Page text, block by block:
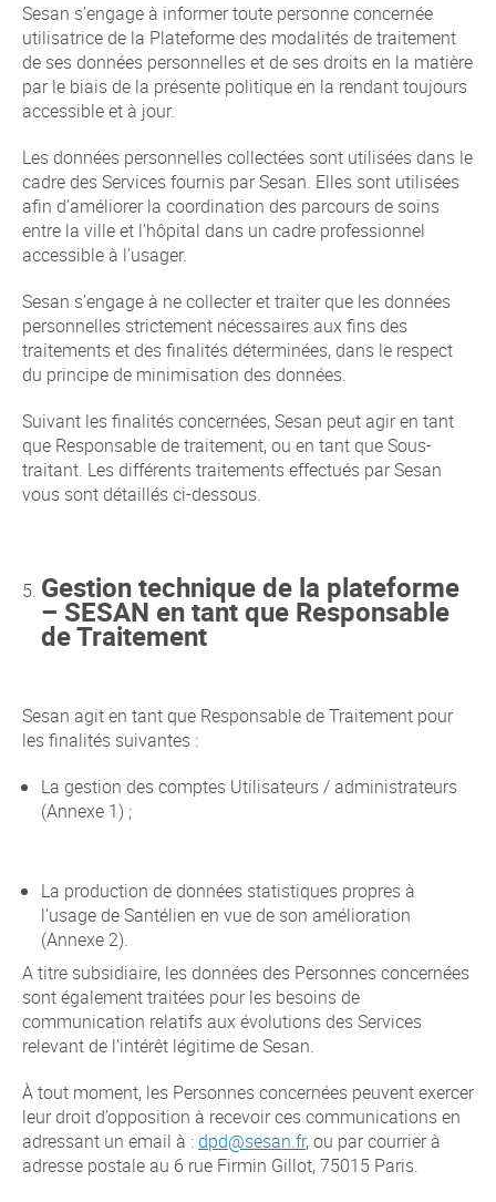
Sesan s’engage à informer toute personne concernée
utilisatrice de la Plateforme des modalités de traitement
de ses données personnelles et de ses droits en la matière
par le biais de la présente politique en la rendant toujours
accessible et à jour.
Les données personnelles collectées sont utilisées dans le
cadre des Services fournis par Sesan. Elles sont utilisées
afin d’améliorer la coordination des parcours de soins
entre la ville et l’hôpital dans un cadre professionnel
accessible à l’usager.
Sesan s’engage à ne collecter et traiter que les données
personnelles strictement nécessaires aux fins des
traitements et des finalités déterminées, dans le respect
du principe de minimisation des données.
Suivant les finalités concernées, Sesan peut agir en tant
que Responsable de traitement, ou en tant que Sous-
traitant. Les différents traitements effectués par Sesan
vous sont détaillés ci-dessous.
Gestion technique de la plateforme
– SESAN en tant que Responsable
de Traitement
Sesan agit en tant que Responsable de Traitement pour
les finalités suivantes :
La gestion des comptes Utilisateurs / administrateurs
(Annexe 1) ;
La production de données statistiques propres à
l’usage de Santélien en vue de son amélioration
(Annexe 2).
A titre subsidiaire, les données des Personnes concernées
sont également traitées pour les besoins de
communication relatifs aux évolutions des Services
relevant de l’intérêt légitime de Sesan.
À tout moment, les Personnes concernées peuvent exercer
leur droit d’opposition à recevoir ces communications en
adressant un email à :dpd@sesan.fr, ou par courrier à
adresse postale au 6 rue Firmin Gillot, 75015 Paris.